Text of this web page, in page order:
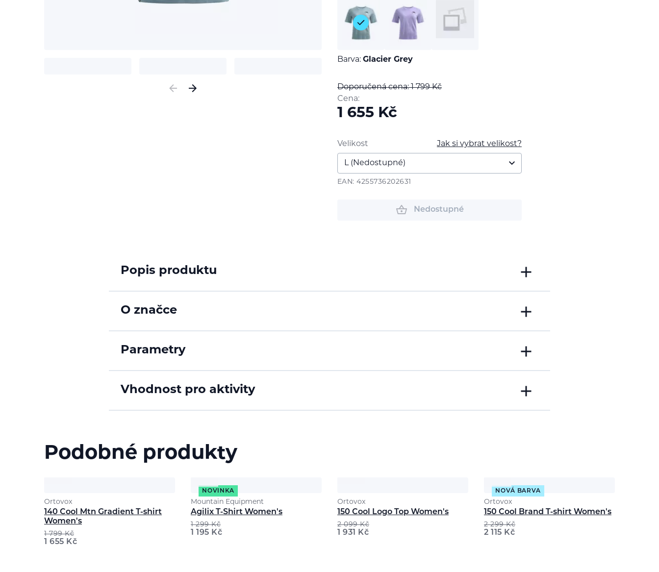
Previous
Barva: Glacier Grey
Doporučená cena: 1 799Kč
Cena:
1 655 Kč
Jak si vybrat velikost?
Velikost
EAN: 4255736202631
Nedostupné
Popis produktu
O značce
Parametry
Vhodnost pro aktivity
Podobné produkty
Ortovox
140 Cool Mtn Gradient T-shirt
Women's
1 799Kč
1 655 Kč
NOVINKA
Mountain Equipment
Agilix T-Shirt Women's
1 299Kč
1 195 Kč
Ortovox
150 Cool Logo Top Women's
2 099Kč
1 931 Kč
NOVÁ BARVA
Ortovox
150 Cool Brand T-shirt Women's
2 299Kč
2 115 Kč